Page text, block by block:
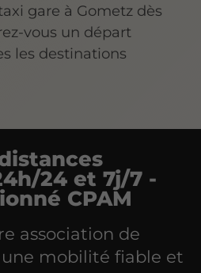
gare à Gometz dès
vous un départ
les destinations
24 et 7j/7 -
CPAM
association de
mobilité fiable et